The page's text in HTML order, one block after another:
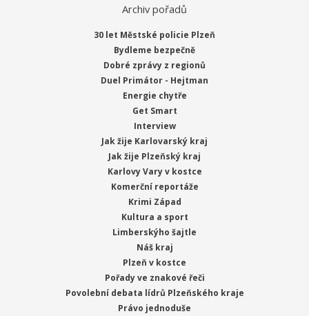
Archiv pořadů
30 let Městské policie Plzeň
Bydleme bezpečně
Dobré zprávy z regionů
Duel Primátor - Hejtman
Energie chytře
Get Smart
Interview
Jak žije Karlovarský kraj
Jak žije Plzeňský kraj
Karlovy Vary v kostce
Komerční reportáže
Krimi Západ
Kultura a sport
Limberskýho šajtle
Náš kraj
Plzeň v kostce
Pořady ve znakové řeči
Povolební debata lídrů Plzeňského kraje
Právo jednoduše